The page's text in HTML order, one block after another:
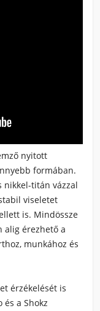
nyitott
formában.
nikkel-titán vázzal
viseletet
is. Mindössze
alig érezhető a
munkához és
érzékelését is
a Shokz